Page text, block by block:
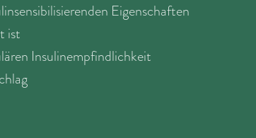
Eigenschaften
ist
Insulinempfindlichkeit